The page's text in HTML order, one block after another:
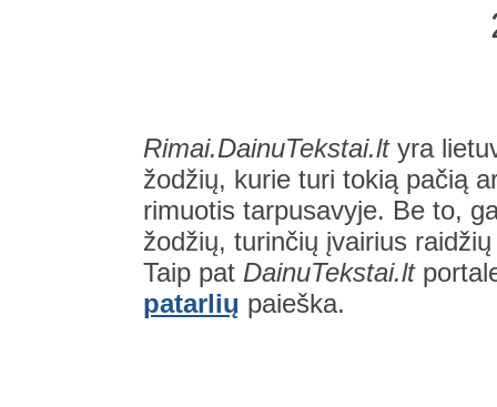
Rimai.DainuTekstai.ltyra
žodžių, kurie turi tokią pačią
rimuotis tarpusavyje. Be to,
žodžių, turinčių įvairius
Taip pat DainuTekstai.lt
patarlių paieška.